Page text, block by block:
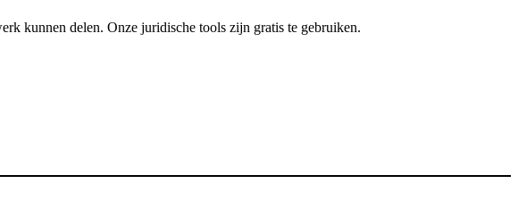
kunnen delen. Onze juridische tools zijn gratis te gebruiken.